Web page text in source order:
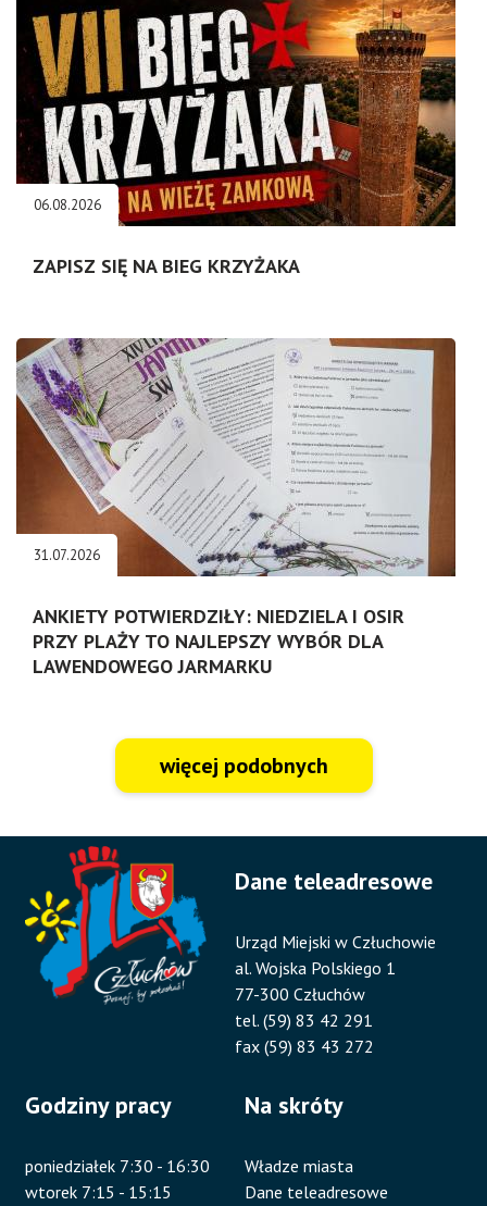
06.08.2026
ZAPISZ SIĘ NA BIEG KRZYŻAKA
31.07.2026
ANKIETY POTWIERDZIŁY: NIEDZIELA I OSIR
PRZY PLAŻY TO NAJLEPSZY WYBÓR DLA
LAWENDOWEGO JARMARKU
więcej podobnych
Dane teleadresowe
Urząd Miejski w Człuchowie
al. Wojska Polskiego 1
77-300 Człuchów
tel. (59) 83 42 291
fax (59) 83 43 272
Godziny pracy
poniedziałek 7:30 - 16:30
wtorek 7:15 - 15:15
Na skróty
Władze miasta
Dane teleadresowe